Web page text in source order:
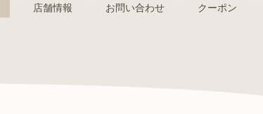
店舗情報 お問い合わせ クーポン